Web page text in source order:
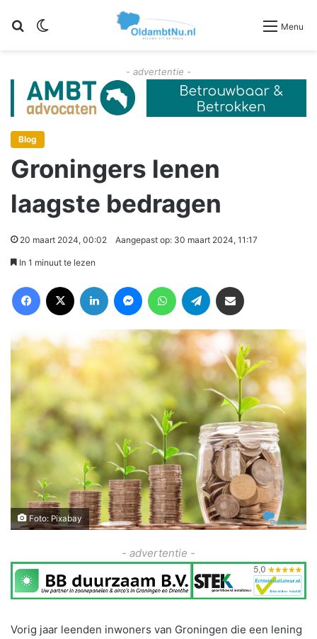
Zoeken Menu
- advertentie -
Blog
Groningers lenen
laagste bedragen
20 maart 2024, 00:02 Aangepast op: 30 maart 2024, 11:17
In 1 minuut te lezen
Foto: Pixabay
- advertentie -
Vorig jaar leenden inwoners van Groningen die een lening